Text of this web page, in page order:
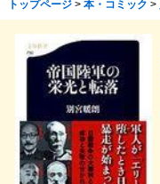
トップページ> 本・コミック >